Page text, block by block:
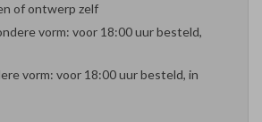
of ontwerp zelf
vorm: voor 18:00 uur besteld,
vorm: voor 18:00 uur besteld, in